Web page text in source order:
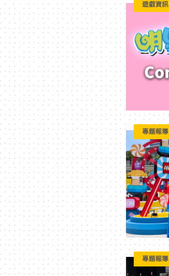
遊戲資訊
專題報導
專題報導